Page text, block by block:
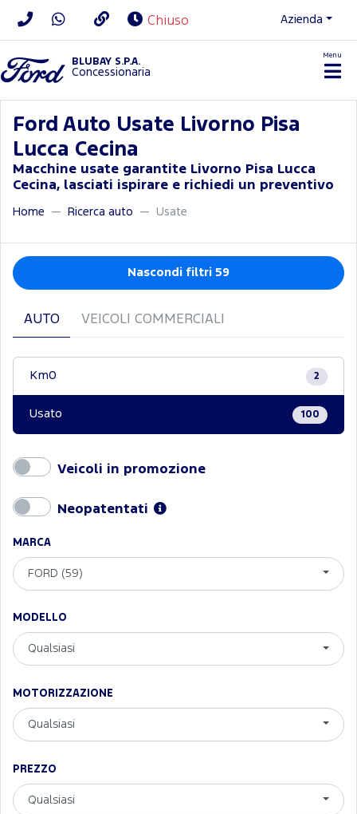
Chiuso Azienda
BLUBAY S.P.A.
Concessionaria
Menu
Ford Auto Usate Livorno Pisa
Lucca Cecina
Macchine usate garantite Livorno Pisa Lucca
Cecina, lasciati ispirare e richiedi un preventivo
Home Ricerca auto Usate
Nascondi filtri 59
AUTO VEICOLI COMMERCIALI
Km0 2
Usato 100
Veicoli in promozione
Neopatentati
MARCA
FORD (59)
MODELLO
Qualsiasi
MOTORIZZAZIONE
Qualsiasi
PREZZO
Qualsiasi